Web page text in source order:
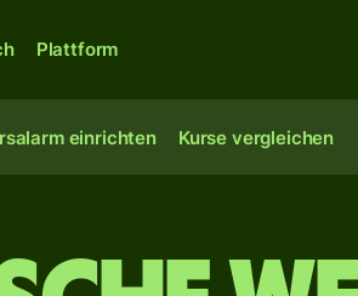
Plattform
einrichten Kurse vergleichen